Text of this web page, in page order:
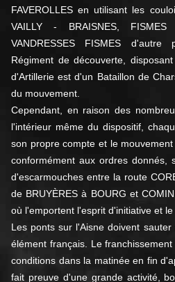
FAVEROLLES en utilisant les
VAILLY - BRAISNES, FISMES
VANDRESSES FISMES
Régiment de découverte,
d'Artillerie est d'un Bataillon de
du mouvement.
Cependant, en raison des
l'intérieur même du dispositif,
son propre compte et le
conformément aux ordres donnés,
d'escarmouches entre la route
de BRUYÈRES à BOURG et
où l'emportent l'esprit d'initiative et le
Les ponts sur l'Aisne doivent
élément français. Le
conditions dans la matinée en fin
fait preuve d'une grande activité,